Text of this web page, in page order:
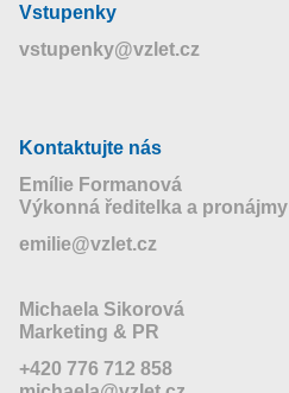
Vstupenky
vstupenky@vzlet.cz
Kontaktujte nás
Emílie Formanová
Výkonná ředitelka a pronájmy
emilie@vzlet.cz
Michaela Sikorová
Marketing & PR
+420 776 712 858